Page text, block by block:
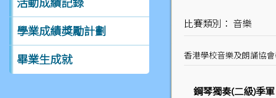
學業成績獎勵計劃
畢業生成就
比賽類別： 音樂
香港學校音樂及朗誦協
鋼琴獨奏(二級)季軍